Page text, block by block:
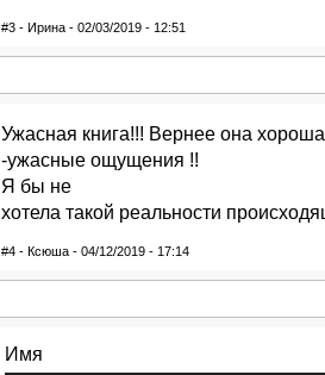
#3 - Ирина - 02/03/2019 - 12:51
Ужасная книга!!! Вернее она
-ужасные ощущения !!
Я бы не
хотела такой реальности
#4 - Ксюша - 04/12/2019 - 17:14
Имя